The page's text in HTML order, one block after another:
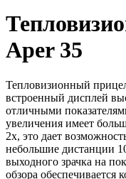
Aper 35
Тепловизионный
встроенный дисплей
отличными
увеличения имеет
2х, это дает
небольшие дистанции
выходного зрачка на
обзора обеспечивается